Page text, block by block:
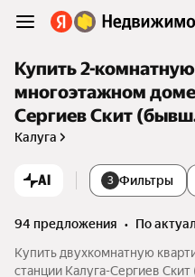
Купить 2-
многоэтажном доме
Сергиев Скит
Калуга
AI 3 Фильтры
94 предложения •
по
Купить двухкомнатную
станции Калуга-Сергиев